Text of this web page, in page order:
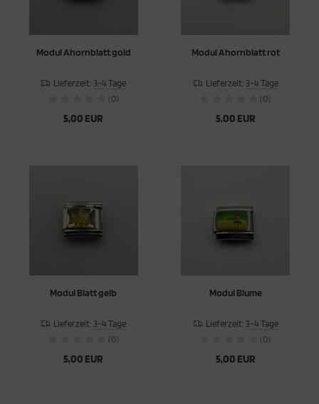
Modul Ahornblatt gold
Lieferzeit: 3-4 Tage
(0)
5,00 EUR
Modul Ahornblatt rot
Lieferzeit: 3-4 Tage
(0)
5,00 EUR
Modul Blatt gelb
Lieferzeit: 3-4 Tage
(0)
5,00 EUR
Modul Blume
Lieferzeit: 3-4 Tage
(0)
5,00 EUR